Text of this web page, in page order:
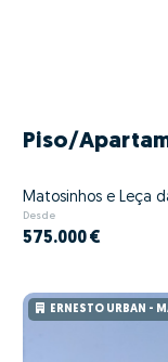
Piso/
Matosinhos e Leça
Desde
575.000 €
ERNESTO URBAN -